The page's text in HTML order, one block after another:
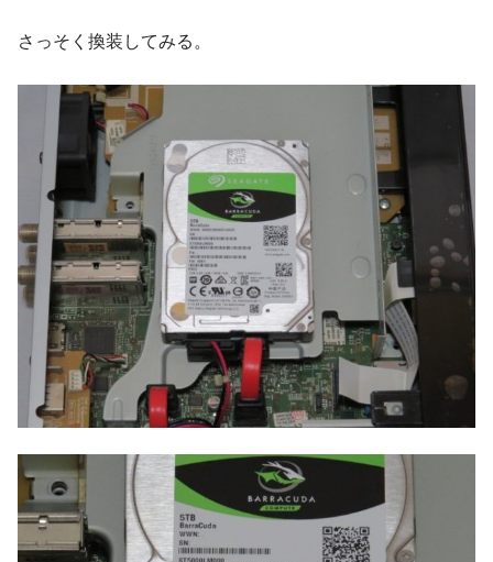
さっそく換装してみる。